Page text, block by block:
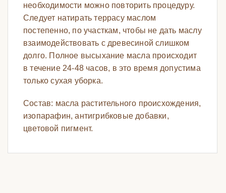
необходимости можно повторить процедуру.
Следует натирать террасу маслом
постепенно, по участкам, чтобы не дать маслу
взаимодействовать с древесиной слишком
долго. Полное высыхание масла происходит
в течение 24-48 часов, в это время допустима
только сухая уборка.
Состав: масла растительного происхождения,
изопарафин, антигрибковые добавки,
цветовой пигмент.